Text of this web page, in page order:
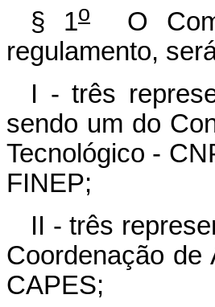
§ 1o
O
regulamento,
I - três
sendo um do
Tecnológico -
FINEP;
II - três
Coordenação de
CAPES;